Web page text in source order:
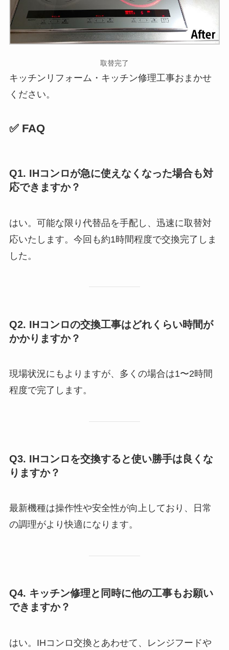
取替完了
キッチンリフォーム・キッチン修理工事おまかせ
ください。
✅ FAQ
Q1. IHコンロが急に使えなくなった場合も対
応できますか？
はい。可能な限り代替品を手配し、迅速に取替対
応いたします。今回も約1時間程度で交換完了しま
した。
Q2. IHコンロの交換工事はどれくらい時間が
かかりますか？
現場状況にもよりますが、多くの場合は1〜2時間
程度で完了します。
Q3. IHコンロを交換すると使い勝手は良くな
りますか？
最新機種は操作性や安全性が向上しており、日常
の調理がより快適になります。
Q4. キッチン修理と同時に他の工事もお願い
できますか？
はい。IHコンロ交換とあわせて、レンジフードや